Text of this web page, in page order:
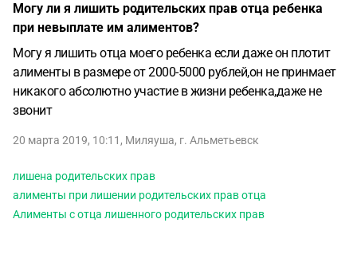
Могу ли я лишить родительских прав отца ребенка
при невыплате им алиментов?
Могу я лишить отца моего ребенка если даже он плотит
алименты в размере от 2000-5000 рублей,он не принмает
никакого абсолютно участие в жизни ребенка,даже не
звонит
20 марта 2019, 10:11 , Миляуша, г. Альметьевск
лишена родительских прав
алименты при лишении родительских прав отца
Алименты с отца лишенного родительских прав